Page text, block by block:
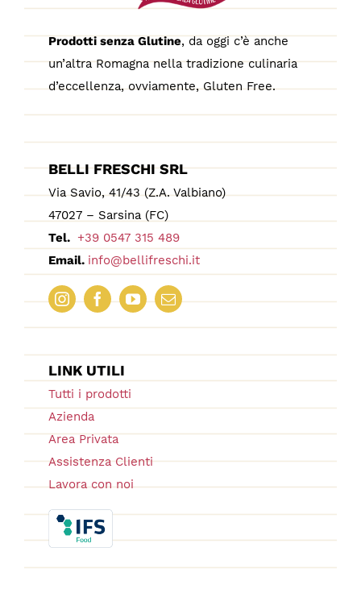
Prodotti senza Glutine, da oggi c’è anche
un’altra Romagna nella tradizione culinaria
d’eccellenza, ovviamente, Gluten Free.
BELLI FRESCHI SRL
Via Savio, 41/43 (Z.A. Valbiano)
47027 – Sarsina (FC)
Tel. +39 0547 315 489
Email. info@bellifreschi.it
LINK UTILI
Tutti i prodotti
Azienda
Area Privata
Assistenza Clienti
Lavora con noi